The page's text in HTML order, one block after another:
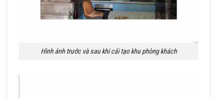
Hình ảnh trước và sau khi cải tạo khu phòng khách